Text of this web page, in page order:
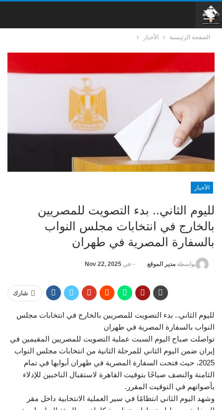
الصفحة الرئيسية الأخبار
الأخبار
لليوم الثاني.. بدء التصويت للمصريين
بالخارج في انتخابات مجلس النواب
بالسفارة المصرية في طهران
بواسطة مدير الموقع في Nov 22, 2025
شارك
لليوم الثاني.. بدء التصويت للمصريين بالخارج في انتخابات مجلس
النواب بالسفارة المصرية في طهران
تواصلت صباح اليوم السبت عملية التصويت للمصريين المقيمين في
إيران ضمن اليوم الثاني للمرحلة الثانية من انتخابات مجلس النواب
2025، حيث فتحت السفارة المصرية في طهران أبوابها في تمام
الثامنة والنصف صباحًا بتوقيت القاهرة لاستقبال الناخبين للإدلاء
بأصواتهم في التوقيت المقرر.
وشهد اليوم الثاني انتظامًا في سير العملية الانتخابية داخل مقر